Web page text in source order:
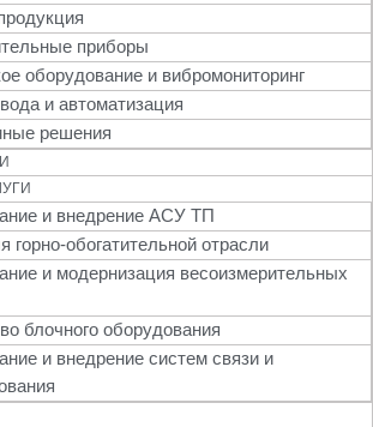
приборы
оборудование и вибромониторинг
и автоматизация
решения
и внедрение АСУ ТП
горно-обогатительной отрасли
и модернизация весоизмерительных
блочного оборудования
и внедрение систем связи и